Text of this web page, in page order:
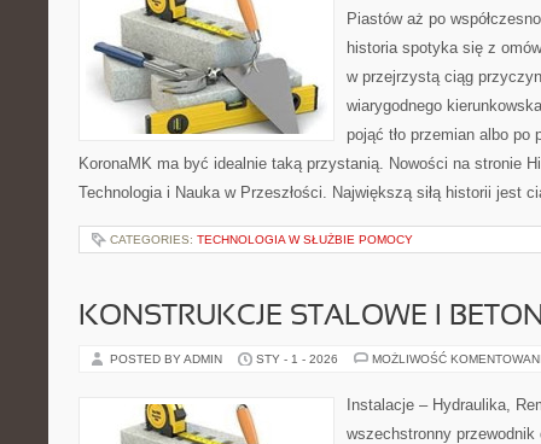
Piastów aż po
historia spotyka się z
w przejrzystą ciąg
wiarygodnego
pojąć tło przemian albo po
KoronaMK ma być idealnie taką przystanią. Nowości na stronie
Technologia i Nauka w Przeszłości. Największą siłą historii jest
CATEGORIES: TECHNOLOGIA W SŁUŻBIE POMOCY
KONSTRUKCJE STALOWE I
POSTED BY ADMIN STY - 1 - 2026 MOŻLIWOŚĆ
Instalacje – Hydraulika,
wszechstronny